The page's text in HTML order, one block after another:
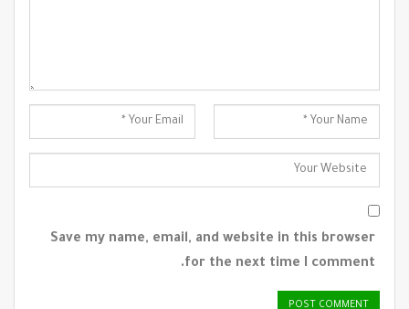
Save my name, email, and website in this browser
for the next time I comment.